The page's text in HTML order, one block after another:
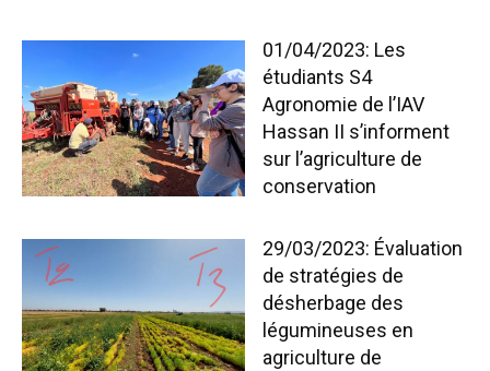
01/04/2023: Les
étudiants S4
Agronomie de l’IAV
Hassan II s’informent
sur l’agriculture de
conservation
29/03/2023: Évaluation
de stratégies de
désherbage des
légumineuses en
agriculture de